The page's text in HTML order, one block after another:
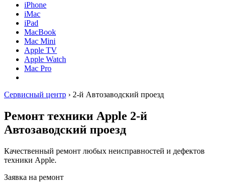
iPhone
iMac
iPad
MacBook
Mac Mini
Apple TV
Apple Watch
Mac Pro
Сервисный центр › 2-й Автозаводский проезд
Ремонт техники Apple 2-й
Автозаводский проезд
Качественный ремонт любых неисправностей и дефектов
техники Apple.
Заявка на ремонт